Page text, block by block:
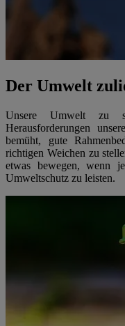
Der Umwelt
Unsere Umwelt zu
Herausforderungen
bemüht, gute
richtigen Weichen zu
etwas bewegen, wenn
Umweltschutz zu leisten.